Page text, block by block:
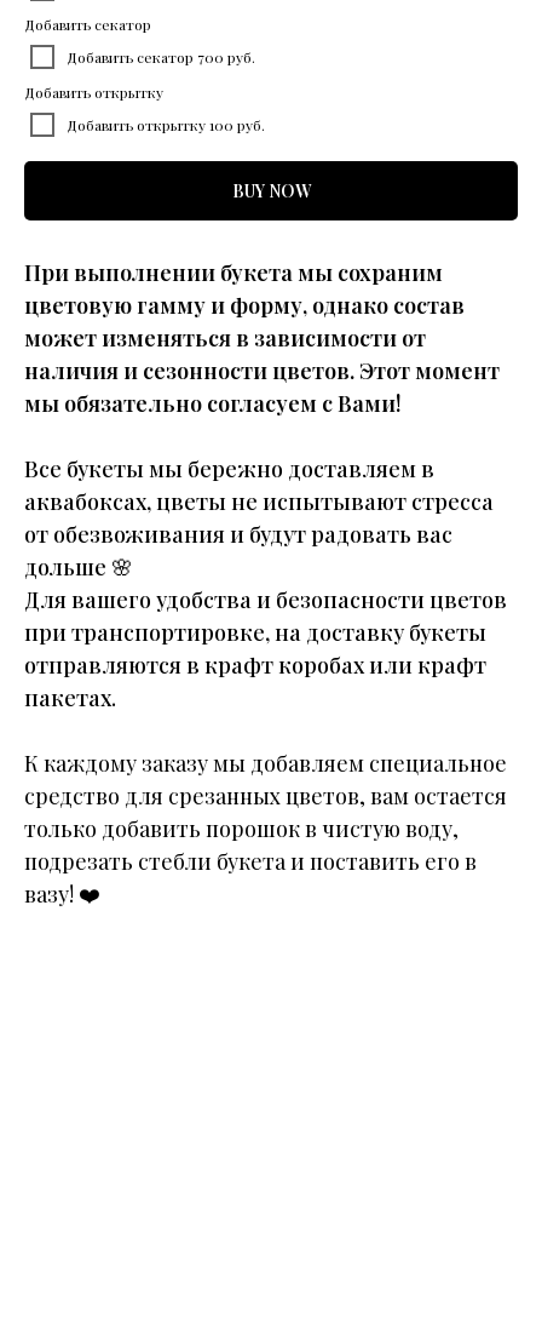
Добавить секатор
Добавить секатор 700 руб.
Добавить открытку
Добавить открытку 100 руб.
BUY NOW
При выполнении букета мы сохраним
цветовую гамму и форму, однако состав
может изменяться в зависимости от
наличия и сезонности цветов. Этот момент
мы обязательно согласуем с Вами!
Все букеты мы бережно доставляем в
аквабоксах, цветы не испытывают стресса
от обезвоживания и будут радовать вас
дольше 🌸
Для вашего удобства и безопасности цветов
при транспортировке, на доставку букеты
отправляются в крафт коробах или крафт
пакетах.
К каждому заказу мы добавляем специальное
средство для срезанных цветов, вам остается
только добавить порошок в чистую воду,
подрезать стебли букета и поставить его в
вазу! ❤️